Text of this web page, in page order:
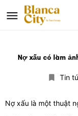
Nợ xấu có làm
Tin
Nợ xấu là một thuật